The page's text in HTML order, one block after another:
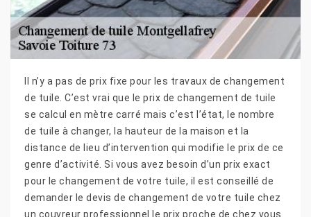
Il n’y a pas de prix fixe pour les travaux de changement
de tuile. C’est vrai que le prix de changement de tuile
se calcul en mètre carré mais c’est l’état, le nombre
de tuile à changer, la hauteur de la maison et la
distance de lieu d’intervention qui modifie le prix de ce
genre d’activité. Si vous avez besoin d’un prix exact
pour le changement de votre tuile, il est conseillé de
demander le devis de changement de votre tuile chez
un couvreur professionnel le prix proche de chez vous.